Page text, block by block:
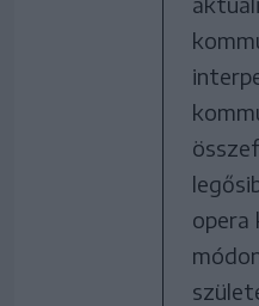
opera